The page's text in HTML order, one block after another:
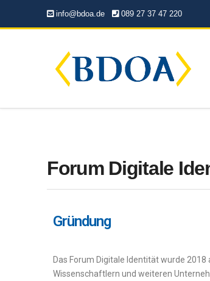
info@bdoa.de 089 27 37 47 220
Forum Digitale
Gründung
Das Forum Digitale Identität wurde
Wissenschaftlern und weiteren